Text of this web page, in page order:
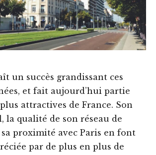
un succès grandissant ces
et fait aujourd’hui partie
attractives de France. Son
la qualité de son réseau de
proximité avec Paris en font
par de plus en plus de